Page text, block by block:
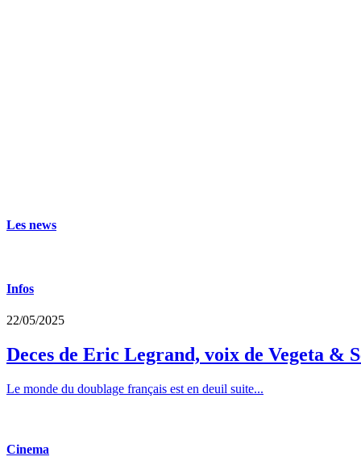
Les news
Infos
22/05/2025
Deces de Eric Legrand, voix de Vegeta &
Le monde du doublage français est en deuil suite...
Cinema